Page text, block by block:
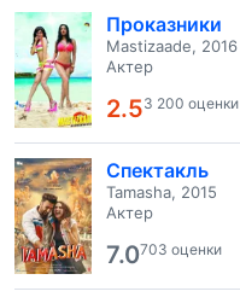
Проказники
Mastizaade, 2016
Актер
2.53 200 оценки
Спектакль
Tamasha, 2015
Актер
7.0703 оценки